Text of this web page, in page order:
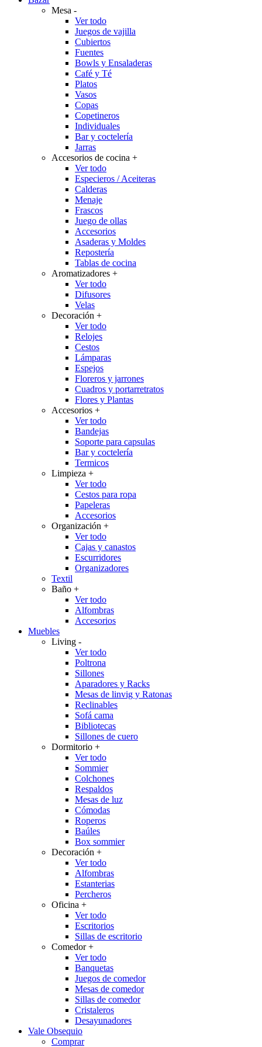
Mesa -
Ver todo
Juegos de vajilla
Cubiertos
Fuentes
Bowls y Ensaladeras
Café y Té
Platos
Vasos
Copas
Copetineros
Individuales
Bar y coctelería
Jarras
Accesorios de cocina +
Ver todo
Especieros / Aceiteras
Calderas
Menaje
Frascos
Juego de ollas
Accesorios
Asaderas y Moldes
Repostería
Tablas de cocina
Aromatizadores +
Ver todo
Difusores
Velas
Decoración +
Ver todo
Relojes
Cestos
Lámparas
Espejos
Floreros y jarrones
Cuadros y portarretratos
Flores y Plantas
Accesorios +
Ver todo
Bandejas
Soporte para capsulas
Bar y coctelería
Termicos
Limpieza +
Ver todo
Cestos para ropa
Papeleras
Accesorios
Organización +
Ver todo
Cajas y canastos
Escurridores
Organizadores
Textil
Baño +
Ver todo
Alfombras
Accesorios
Muebles
Living -
Ver todo
Poltrona
Sillones
Aparadores y Racks
Mesas de linvig y Ratonas
Reclinables
Sofá cama
Bibliotecas
Sillones de cuero
Dormitorio +
Ver todo
Sommier
Colchones
Respaldos
Mesas de luz
Cómodas
Roperos
Baúles
Box sommier
Decoración +
Ver todo
Alfombras
Estanterias
Percheros
Oficina +
Ver todo
Escritorios
Sillas de escritorio
Comedor+
Ver todo
Banquetas
Juegos de comedor
Mesas de comedor
Sillas de comedor
Cristaleros
Desayunadores
Vale Obsequio
Comprar